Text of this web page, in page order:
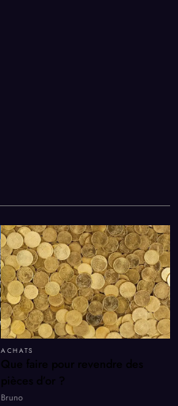
ACHATS
Que faire pour revendre des
pièces d’or ?
Bruno